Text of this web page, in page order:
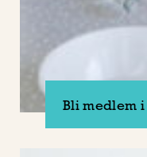
Bli medlem